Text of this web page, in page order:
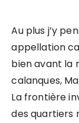
Au plus j’y
appellation
bien avant la
calanques,
La frontière
des quartiers